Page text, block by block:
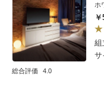
総合評価 4.0
ホ
組
サ